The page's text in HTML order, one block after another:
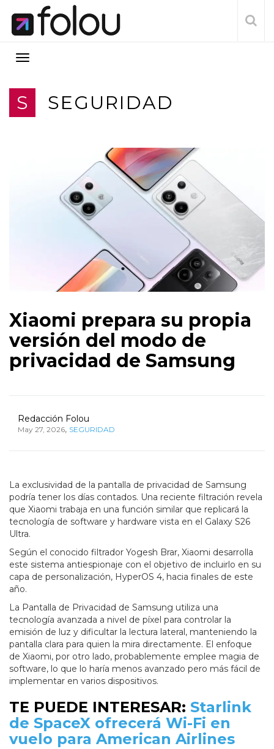
S SEGURIDAD
Xiaomi prepara su propia
versión del modo de
privacidad de Samsung
Redacción Folou
May 27, 2026, SEGURIDAD
La exclusividad de la pantalla de privacidad de Samsung
podría tener los días contados. Una reciente filtración revela
que Xiaomi trabaja en una función similar que replicará la
tecnología de software y hardware vista en el Galaxy S26
Ultra.
Según el conocido filtrador Yogesh Brar, Xiaomi desarrolla
este sistema antiespionaje con el objetivo de incluirlo en su
capa de personalización, HyperOS 4, hacia finales de este
año.
La Pantalla de Privacidad de Samsung utiliza una
tecnología avanzada a nivel de píxel para controlar la
emisión de luz y dificultar la lectura lateral, manteniendo la
pantalla clara para quien la mira directamente. El enfoque
de Xiaomi, por otro lado, probablemente emplee magia de
software, lo que lo haría menos avanzado pero más fácil de
implementar en varios dispositivos.
TE PUEDE INTERESAR: Starlink
de SpaceX ofrecerá Wi-Fi en
vuelo para American Airlines